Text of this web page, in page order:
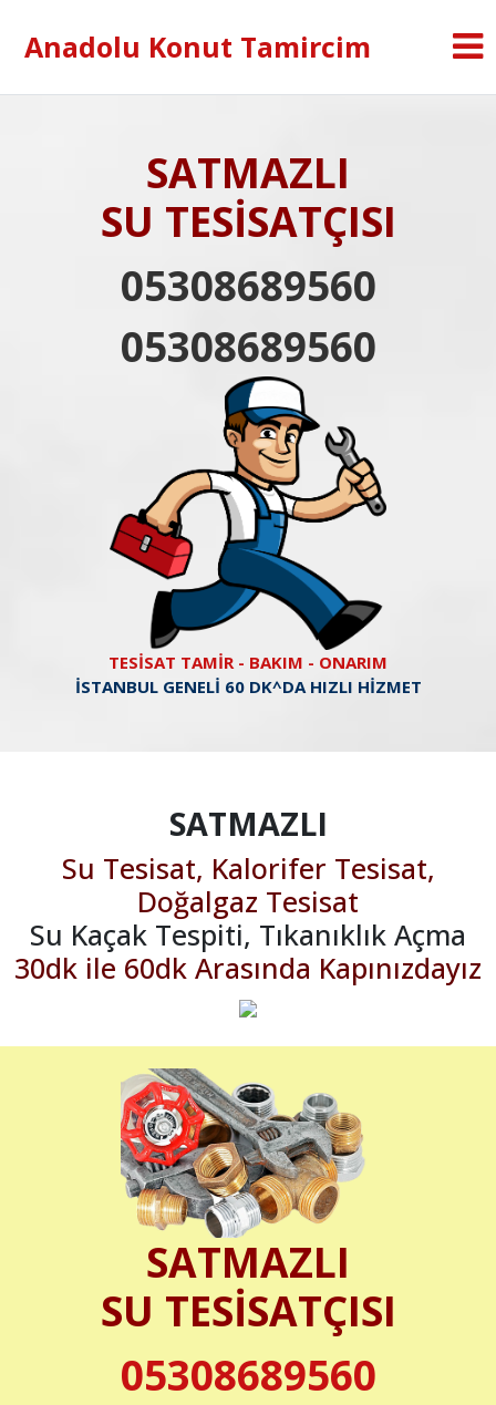
Anadolu Konut Tamircim
SATMAZLI
SU TESİSATÇISI
05308689560
05308689560
TESİSAT TAMİR - BAKIM - ONARIM
İSTANBUL GENELİ 60 DK^DA HIZLI HİZMET
SATMAZLI
Su Tesisat, Kalorifer Tesisat,
Doğalgaz Tesisat
Su Kaçak Tespiti, Tıkanıklık Açma
30dk ile 60dk Arasında Kapınızdayız
SATMAZLI
SU TESİSATÇISI
05308689560